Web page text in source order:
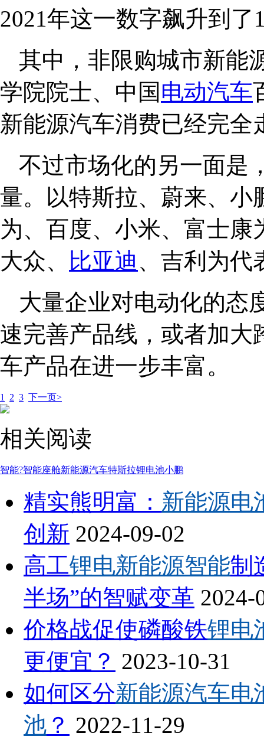
2021年这一数字飙升到了
其中，非限购城市新能
学院院士、中国电动汽车
新能源汽车消费已经完全
不过市场化的另一面是
量。以特斯拉、蔚来、小
为、百度、小米、富士
大众、
比亚迪 、吉利为代
大量企业对电动化的态
速完善产品线，或者加大
车产品在进一步丰富。
1 2 3 下一页>
相关阅读
智能?智能座舱新能源汽车特斯拉锂电池小鹏
精实熊明富： 新能源电
创新 2024-09-02
高工锂电新能源智能制
半场”的智赋变革 2024-
价格战促使磷酸铁锂电
更便宜？ 2023-10-31
如何区分新能源汽车电
池 ？ 2022-11-29